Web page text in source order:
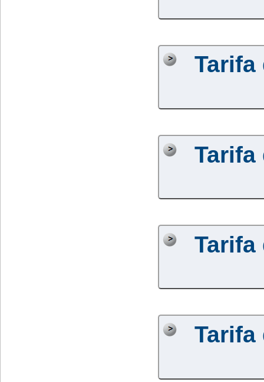
Tarifa
Tarifa
Tarifa
Tarifa